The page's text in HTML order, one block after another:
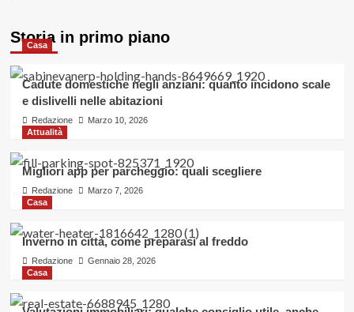
Storia in primo piano
Casa
Cadute domestiche negli anziani: quanto incidono scale
e dislivelli nelle abitazioni
Redazione
Marzo 10, 2026
Attualità
Migliori app per parcheggio: quali scegliere
Redazione
Marzo 7, 2026
Casa
Inverno in città, come preparasi al freddo
Redazione
Gennaio 28, 2026
Casa